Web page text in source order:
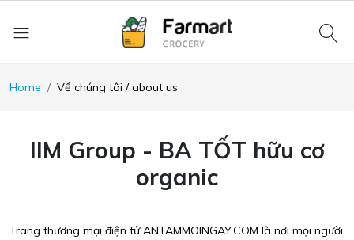
Home Về chúng tôi / about us
IIM Group - BA TỐT hữu cơ
organic
Trang thương mại điện tử ANTAMMOINGAY.COM là nơi mọi người